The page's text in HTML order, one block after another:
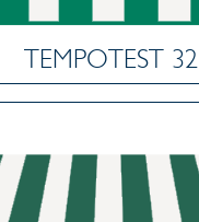
TEMPOTEST 32